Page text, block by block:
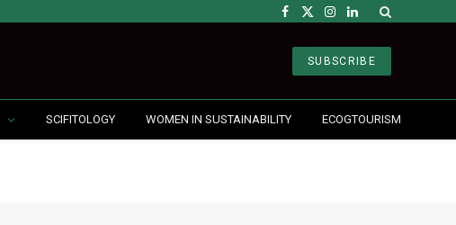
Facebook
X
Instagram
LinkedIn
SUBSCRIBE
SCIFITOLOGY WOMEN IN SUSTAINABILITY ECOGTOURISM